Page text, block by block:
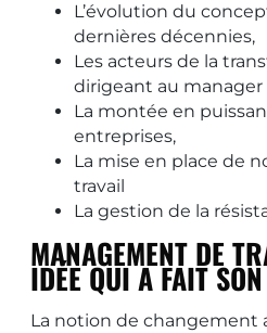
L’évolution du
dernières décennies,
Les acteurs de la
dirigeant au manager
La montée en
entreprises,
La mise en place de
travail
La gestion de la
MANAGEMENT DE
IDÉE QUI A FAIT
La notion de changement